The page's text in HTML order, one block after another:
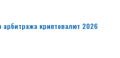
криптовалют 2026